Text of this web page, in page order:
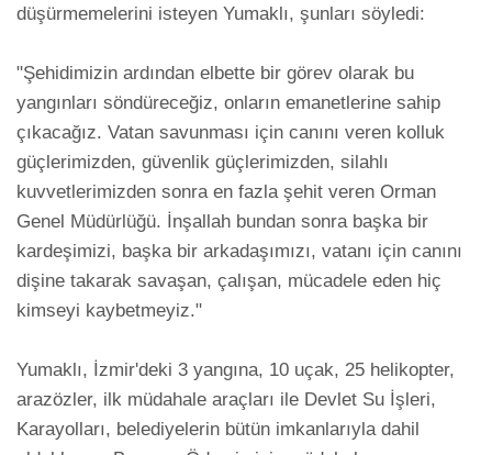
düşürmemelerini isteyen Yumaklı, şunları söyledi:
"Şehidimizin ardından elbette bir görev olarak bu
yangınları söndüreceğiz, onların emanetlerine sahip
çıkacağız. Vatan savunması için canını veren kolluk
güçlerimizden, güvenlik güçlerimizden, silahlı
kuvvetlerimizden sonra en fazla şehit veren Orman
Genel Müdürlüğü. İnşallah bundan sonra başka bir
kardeşimizi, başka bir arkadaşımızı, vatanı için canını
dişine takarak savaşan, çalışan, mücadele eden hiç
kimseyi kaybetmeyiz."
Yumaklı, İzmir'deki 3 yangına, 10 uçak, 25 helikopter,
arazözler, ilk müdahale araçları ile Devlet Su İşleri,
Karayolları, belediyelerin bütün imkanlarıyla dahil